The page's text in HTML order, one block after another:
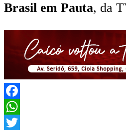
Brasil em Pauta, da
Facebook
WhatsApp